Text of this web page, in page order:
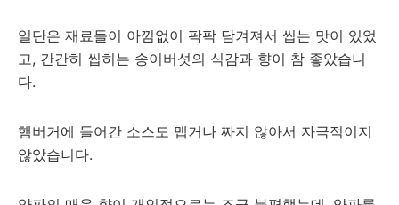
일단은 재료들이 아낌없이 팍팍 담겨져서 씹는 맛이 있었
고, 간간히 씹히는 송이버섯의 식감과 향이 참 좋았습니
다.
햄버거에 들어간 소스도 맵거나 짜지 않아서 자극적이지
않았습니다.